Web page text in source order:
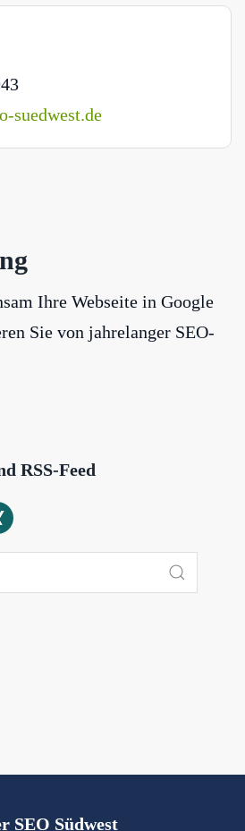
suedwest.de
Ihre Webseite in Google
Sie von jahrelanger SEO-
RSS-Feed
SEO Südwest